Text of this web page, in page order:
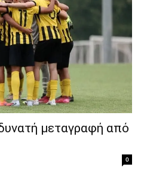
μεταγραφή από
0